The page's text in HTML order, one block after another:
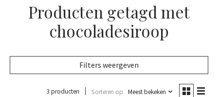
Producten getagd met
chocoladesiroop
Filters weergeven
3 producten Sorteren op Meest bekeken